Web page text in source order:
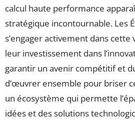
calcul haute performance
stratégique incontournable. Les
s’engager activement dans
leur investissement dans
garantir un avenir compétitif et
d’œuvrer ensemble pour briser
un écosystème qui permette
idées et des solutions